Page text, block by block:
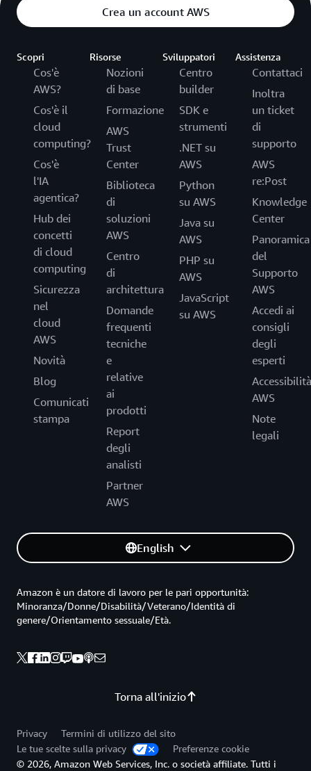
Crea un account AWS
Scopri
Cos'è
AWS?
Cos'è il
cloud
computing?
Cos'è
l'IA
agentica?
Hub dei
concetti
di cloud
computing
Sicurezza
nel
cloud
AWS
Novità
Blog
Comunicati
stampa
Risorse
Nozioni
di base
Formazione
AWS
Trust
Center
Biblioteca
di
soluzioni
AWS
Centro
di
architettura
Domande
frequenti
tecniche
e
relative
ai
prodotti
Report
degli
analisti
Partner
AWS
Sviluppatori
Centro
builder
SDK e
strumenti
.NET su
AWS
Python
su AWS
Java su
AWS
PHP su
AWS
JavaScript
su AWS
Assistenza
Contattaci
Inoltra
un ticket
di
supporto
AWS
re:Post
Knowledge
Center
Panoramica
del
Supporto
AWS
Accedi ai
consigli
degli
esperti
Accessibilità
AWS
Note
legali
English
Torna all'inizio
Amazon è un datore di lavoro per le pari opportunità:
Minoranza/Donne/Disabilità/Veterano/Identità di
genere/Orientamento sessuale/Età.
Privacy
Termini di utilizzo del sito
Le tue scelte sulla privacy
Preferenze cookie
© 2026, Amazon Web Services, Inc. o società affiliate. Tutti i